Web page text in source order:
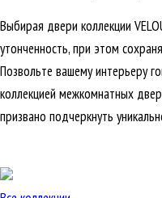
Выбирая двери коллекции
утонченность, при этом
Позвольте вашему интерьеру
коллекцией межкомнатных
призвано подчеркнуть